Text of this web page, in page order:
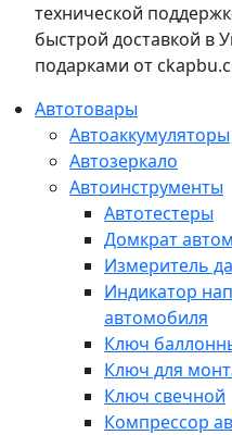
технической
быстрой доставкой в
подарками от
Автотовары
Автоаккумуляторы
Автозеркало
Автоинструменты
Автотестеры
Домкрат
Измеритель
Индикатор
автомобиля
Ключ
Ключ для
Ключ свечной
Компрессор